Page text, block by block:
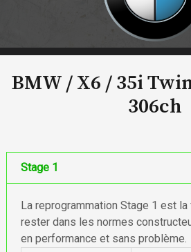
BMW / X6 /35i
306ch
Stage 1
La reprogrammation Stage 1 est
rester dans les normes
en performance et sans problème.